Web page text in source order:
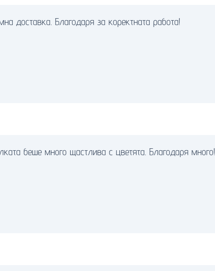
доставка. Благодаря за коректната работа!
беше много щастлива с цветята. Благодаря много!